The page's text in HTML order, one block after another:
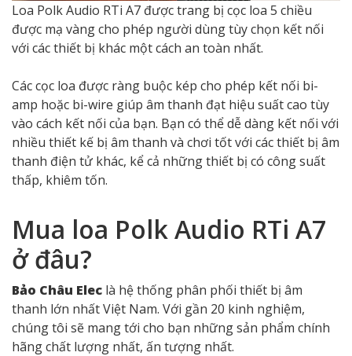
Loa Polk Audio RTi A7 được trang bị cọc loa 5 chiều
được mạ vàng cho phép người dùng tùy chọn kết nối
với các thiết bị khác một cách an toàn nhất.
Các cọc loa được ràng buộc kép cho phép kết nối bi-
amp hoặc bi-wire giúp âm thanh đạt hiệu suất cao tùy
vào cách kết nối của bạn. Bạn có thể dễ dàng kết nối với
nhiều thiết kế bị âm thanh và chơi tốt với các thiết bị âm
thanh điện tử khác, kể cả những thiết bị có công suất
thấp, khiêm tốn.
Mua loa Polk Audio RTi A7
ở đâu?
Bảo Châu Elec là hệ thống phân phối thiết bị âm
thanh lớn nhất Việt Nam. Với gần 20 kinh nghiệm,
chúng tôi sẽ mang tới cho bạn những sản phẩm chính
hãng chất lượng nhất, ấn tượng nhất.